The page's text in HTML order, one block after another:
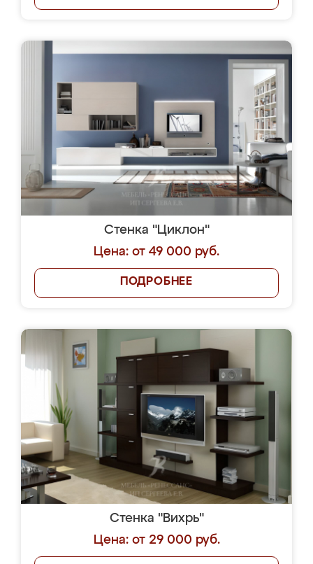
Стенка "Циклон"
Цена: от 49 000 руб.
ПОДРОБНЕЕ
Стенка "Вихрь"
Цена: от 29 000 руб.